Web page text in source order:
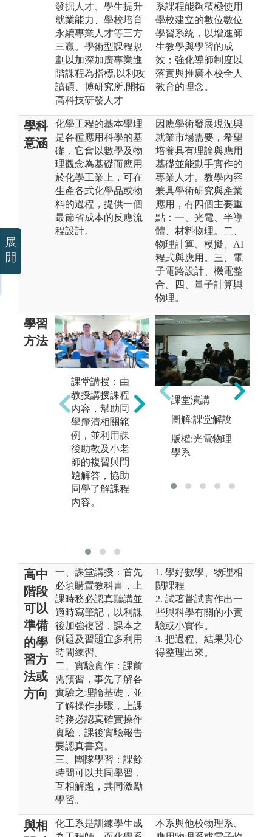
發掘人才、學生提升
就業能力、學校培育
永續專業人才等三方
三贏。學術型課程規
劃以加深加廣專業進
階課程為指標,以利攻
讀碩、博研究所,開拓
高科技研發人才
系課程能夠積極使用
學校建立的數位數位
學習系統，以增進師
生教學與學習的成
效；強化導師制度以
落實與推廣本校全人
教育的理念。
學科
意涵
化學工程的基本學理
是各種應用科學的基
礎，它會以數學及物
理觀念為基礎而應用
於化學工業上，可在
生產各式化學品或物
料的過程，提供一個
最節省成本的反應流
程設計。
因應學術發展現況與
就業市場需要，希望
培養具有理論與應用
基礎並能動手實作的
專業人才。教學內容
兼具學術研究與產業
應用，有四個主要重
點：一、光電、半導
體、材料物理。二、
物理計算、模擬、AI
程式與應用。三、電
子電路設計、機電整
合。四、量子計算與
物理。
學習
方法
課堂講授：由
教授講授課程
內容，幫助同
學釐清相關範
例，並利用課
後助教及小老
師的複習與問
題解答，協助
同學了解課程
內容。
實驗實作：透
狀況，學習具
課堂演講
圖解:課堂解說
版權:光電物理
學系
高中
階段
可以
準備
的學
習方
法或
方向
一、課堂講授：首先
必須購置教科書，上
課時務必認真聽講並
適時寫筆記，以利課
後加強複習，課本之
例題及習題宜多利用
時間練習。
二、實驗實作：課前
需預習，事先了解各
實驗之理論基礎，並
了解操作步驟，上課
時務必認真確實操作
實驗，課後實驗報告
要認真書寫。
三、團隊學習：課餘
時間可以共同學習，
互相解題，共同激勵
學習。
1. 學好數學、物理相
關課程
2. 試著嘗試實作出一
些與科學有關的小實
驗或小實作。
3. 把過程、結果與心
得整理出來。
與相
化工系是訓練學生成
本系與他校物理系、
展
開